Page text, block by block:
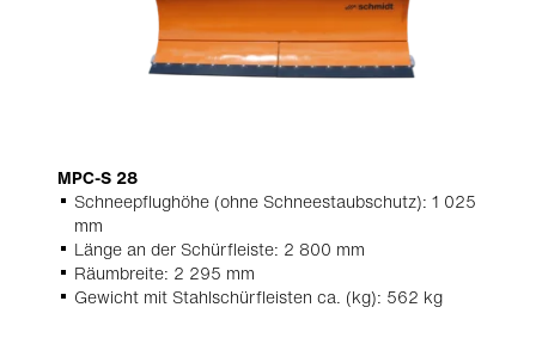
MPC-S 28
Schneepflughöhe (ohne Schneestaubschutz): 1 025
mm
Länge an der Schürfleiste: 2 800 mm
Räumbreite: 2 295 mm
Gewicht mit Stahlschürfleisten ca. (kg): 562 kg